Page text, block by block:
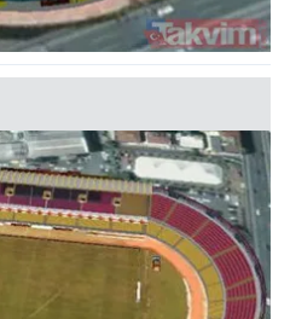
yapılması, amaçlarıyla
kullanılacaktır.
Çerezlere ilişkin detaylı bilgi
Çerez Bilgilendirme
Kanunu uyarınca
okumak ve sitemizde
çerezlerle ilgili bilgi